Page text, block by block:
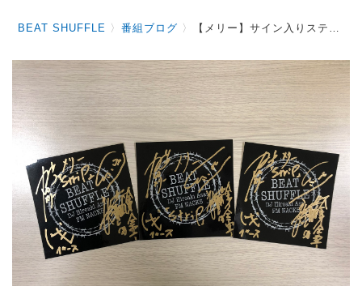
BEAT SHUFFLE 〉番組ブログ 〉 【メリー】サイン入りステッカープレゼント